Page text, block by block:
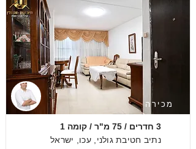
מכירה
3 חדרים / 75 מ"ר / קומה 1
נתיב חטיבת גולני, עכו, ישראל